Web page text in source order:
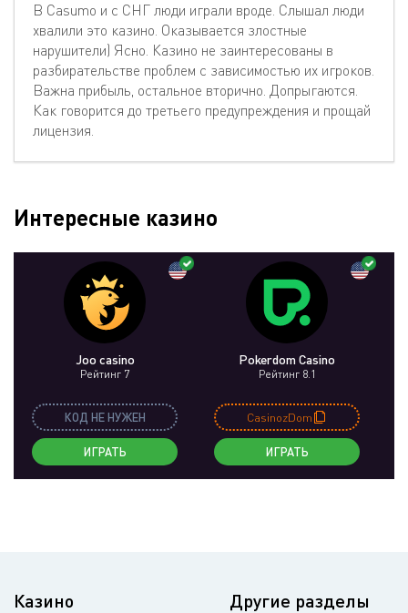
В Casumo и с СНГ люди играли вроде. Слышал люди
хвалили это казино. Оказывается злостные
нарушители) Ясно. Казино не заинтересованы в
разбирательстве проблем с зависимостью их игроков.
Важна прибыль, остальное вторично. Допрыгаются.
Как говорится до третьего предупреждения и прощай
лицензия.
Интересные казино
Joo casino
Рейтинг 7
КОД НЕ НУЖЕН
ИГРАТЬ
Pokerdom Casino
Рейтинг 8.1
CasinozDom
ИГРАТЬ
Казино Другие разделы